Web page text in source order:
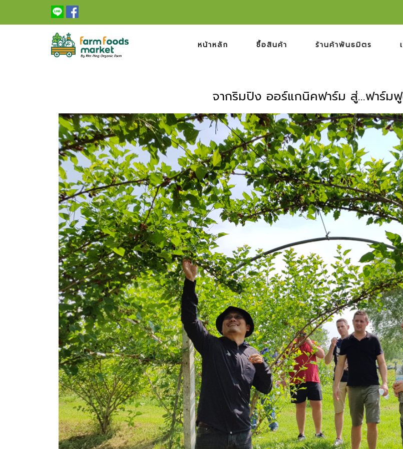
หน้าหลัก ซื้อสินค้า ร้านค้าพันธมิตร
จากริมปิง ออร์แกนิคฟาร์ม สู่...ฟาร์ม